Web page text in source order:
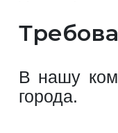
В нашу
города.